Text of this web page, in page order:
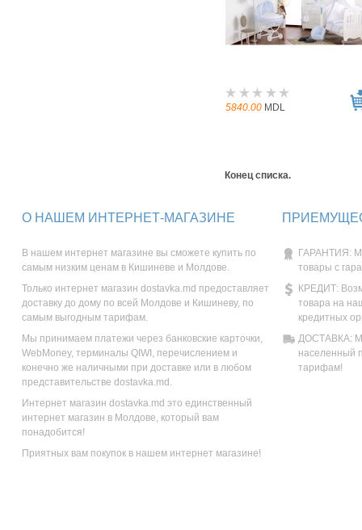
5840.00 MDL
Конец списка.
О НАШЕМ ИНТЕРНЕТ-МАГАЗИНЕ
В нашем интернет магазине вы сможете купить по
самым низким ценам в Кишиневе и Молдове.
Только интернет магазин dostavka.md предоставляет
доставку до дому по всей Молдове и Кишиневу, по
самым выгодным тарифам.
Мы принимаем платежи через банковские карточки,
WebMoney, терминалы QIWI, перечислением и
конечно же наличными при доставке или в любом
представительстве dostavka.md.
Интернет магазин dostavka.md это единственный
интернет магазин в Молдове, который вам
понадобится!
Приятных вам покупок в нашем интернет магазине!
ГАРАНТИЯ:
товары с
КРЕДИТ:
товара на
кредитных
ДОСТАВКА:
населенный
тарифам!